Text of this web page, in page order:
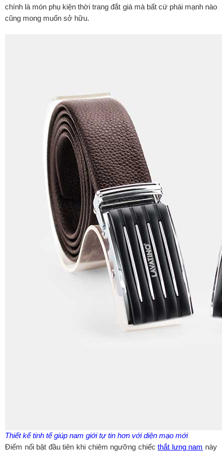
chính là món phụ kiện thời trang đắt giá mà bất cứ phái mạnh nào
cũng mong muốn sở hữu.
Thiết kế tinh tế giúp nam giới tự tin hơn với diện mạo mới
Điểm nổi bật đầu tiên khi chiêm ngưỡng chiếcthắt lưng nam này